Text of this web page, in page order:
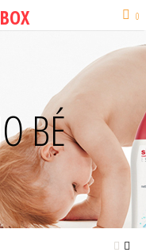
0
BÉ